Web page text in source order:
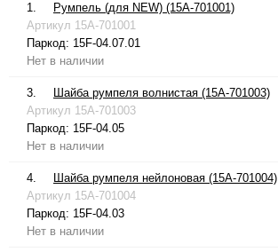
1.
Румпель (для NEW) (15A-701001)
Артикул 15A-701001
Паркод: 15F-04.07.01
Нет в наличии
3.
Шайба румпеля волнистая (15A-701003)
Артикул 15A-701003
Паркод: 15F-04.05
Нет в наличии
4.
Шайба румпеля нейлоновая (15A-701004)
Артикул 15A-701004
Паркод: 15F-04.03
Нет в наличии